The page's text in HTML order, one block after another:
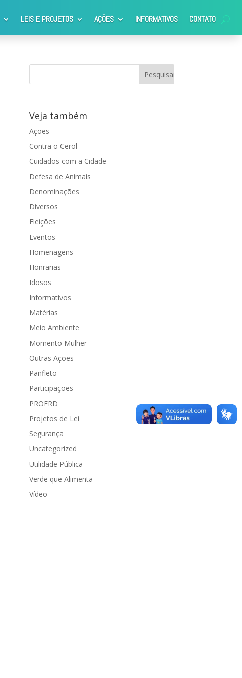
LEIS E PROJETOS AÇÕES INFORMATIVOS CONTATO
Veja também
Ações
Contra o Cerol
Cuidados com a Cidade
Defesa de Animais
Denominações
Diversos
Eleições
Eventos
Homenagens
Honrarias
Idosos
Informativos
Matérias
Meio Ambiente
Momento Mulher
Outras Ações
Panfleto
Participações
PROERD
Projetos de Lei
Segurança
Uncategorized
Utilidade Pública
Verde que Alimenta
Vídeo